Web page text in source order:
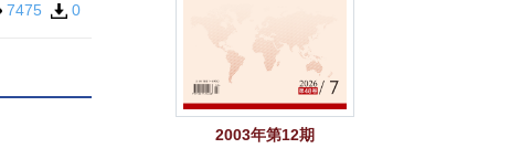
7475 0
2003年第12期